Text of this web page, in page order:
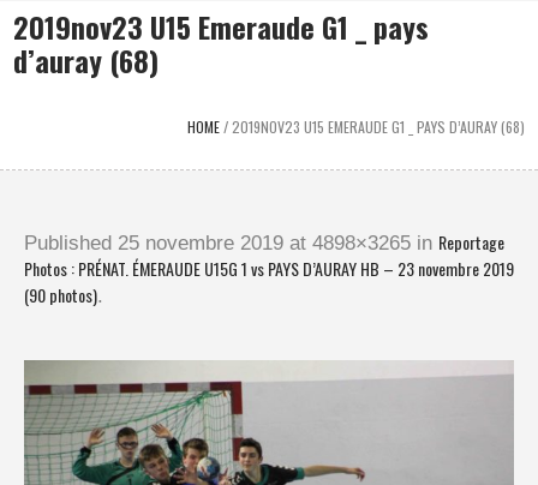
2019nov23 U15 Emeraude G1 _ pays
d’auray (68)
HOME/2019NOV23 U15 EMERAUDE G1 _ PAYS D’AURAY (68)
Published 25 novembre 2019 at 4898×3265 in Reportage
Photos : PRÉNAT. ÉMERAUDE U15G 1 vs PAYS D’AURAY HB – 23 novembre 2019
(90 photos).